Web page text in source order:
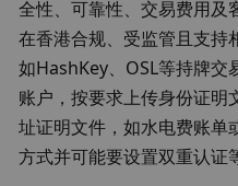
全性、可靠性、交易费用及
在香港合规、受监管且支持
如HashKey、OSL等持牌交
账户，按要求上传身份证明
址证明文件，如水电费账单
方式并可能要设置双重认证